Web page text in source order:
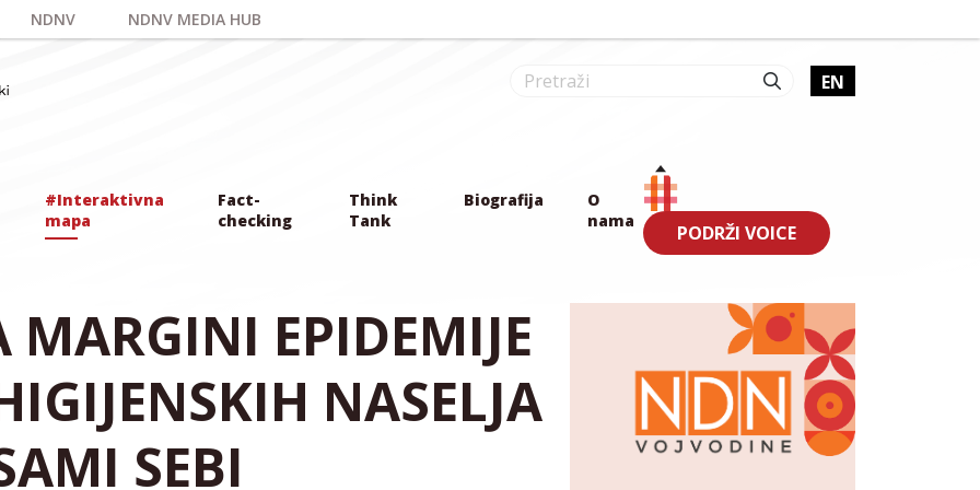
NDNV NDNV MEDIA HUB
EN
#Interaktivna
mapa
Fact-
checking
Think
Tank
Biografija
O
nama
PODRŽI VOICE
MARGINI EPIDEMIJE
NASELJA
SEBI